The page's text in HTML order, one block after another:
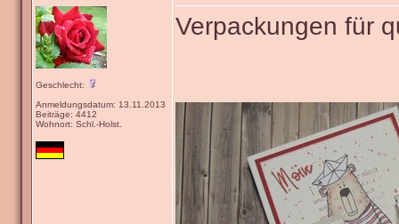
Geschlecht:
Anmeldungsdatum: 13.11.2013
Beiträge: 4412
Wohnort: Schl.-Holst.
Verpackungen für